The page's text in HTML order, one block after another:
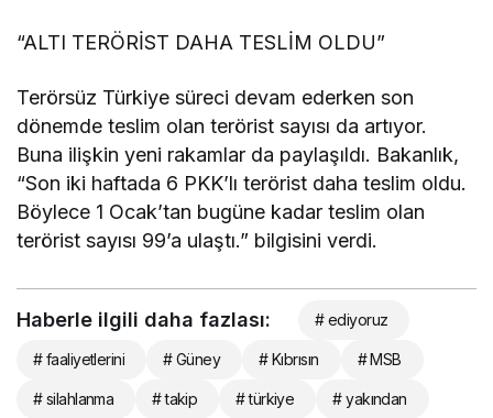
“ALTI TERÖRİST DAHA TESLİM OLDU”
Terörsüz Türkiye süreci devam ederken son
dönemde teslim olan terörist sayısı da artıyor.
Buna ilişkin yeni rakamlar da paylaşıldı. Bakanlık,
“Son iki haftada 6 PKK’lı terörist daha teslim oldu.
Böylece 1 Ocak’tan bugüne kadar teslim olan
terörist sayısı 99’a ulaştı.” bilgisini verdi.
Haberle ilgili daha fazlası: # ediyoruz
# faaliyetlerini # Güney # Kıbrısın # MSB
# silahlanma # takip # türkiye # yakından